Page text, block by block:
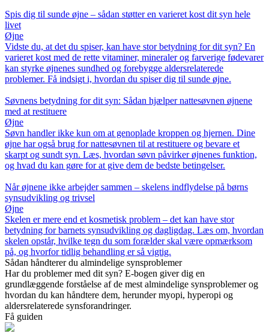
Spis dig til sunde øjne – sådan støtter en varieret kost dit syn hele
livet
Øjne
Vidste du, at det du spiser, kan have stor betydning for dit syn? En
varieret kost med de rette vitaminer, mineraler og farverige fødevarer
kan styrke øjnenes sundhed og forebygge aldersrelaterede
problemer. Få indsigt i, hvordan du spiser dig til sunde øjne.
Søvnens betydning for dit syn: Sådan hjælper nattesøvnen øjnene
med at restituere
Øjne
Søvn handler ikke kun om at genoplade kroppen og hjernen. Dine
øjne har også brug for nattesøvnen til at restituere og bevare et
skarpt og sundt syn. Læs, hvordan søvn påvirker øjnenes funktion,
og hvad du kan gøre for at give dem de bedste betingelser.
Når øjnene ikke arbejder sammen – skelens indflydelse på børns
synsudvikling og trivsel
Øjne
Skelen er mere end et kosmetisk problem – det kan have stor
betydning for barnets synsudvikling og dagligdag. Læs om, hvordan
skelen opstår, hvilke tegn du som forælder skal være opmærksom
på, og hvorfor tidlig behandling er så vigtig.
Sådan håndterer du almindelige synsproblemer
Har du problemer med dit syn? E-bogen giver dig en
grundlæggende forståelse af de mest almindelige synsproblemer og
hvordan du kan håndtere dem, herunder myopi, hyperopi og
aldersrelaterede synsforandringer.
Få guiden